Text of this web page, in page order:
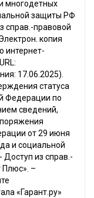
многодетных
защиты РФ
справ.-правовой
копия
интернет-
17.06.2025).
статуса
Федерации по
сведений,
от 29 июня
и социальной
из справ.-
Плюс». –
«Гарант.ру»